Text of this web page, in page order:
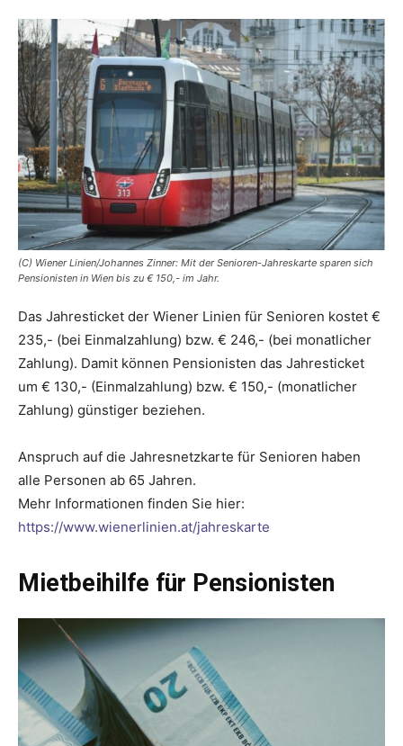
(C) Wiener Linien/Johannes Zinner: Mit der Senioren-Jahreskarte sparen sich
Pensionisten in Wien bis zu € 150,- im Jahr.
Das Jahresticket der Wiener Linien für Senioren kostet €
235,- (bei Einmalzahlung) bzw. € 246,- (bei monatlicher
Zahlung). Damit können Pensionisten das Jahresticket
um € 130,- (Einmalzahlung) bzw. € 150,- (monatlicher
Zahlung) günstiger beziehen.
Anspruch auf die Jahresnetzkarte für Senioren haben
alle Personen ab 65 Jahren.
Mehr Informationen finden Sie hier:
https://www.wienerlinien.at/jahreskarte
Mietbeihilfe für Pensionisten